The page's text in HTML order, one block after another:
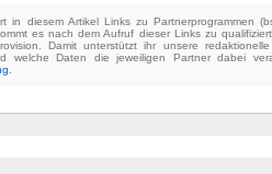
in diesem Artikel Links zu Partnerprogrammen
es nach dem Aufruf dieser Links zu
Damit unterstützt ihr unsere
welche Daten die jeweiligen Partner dabei